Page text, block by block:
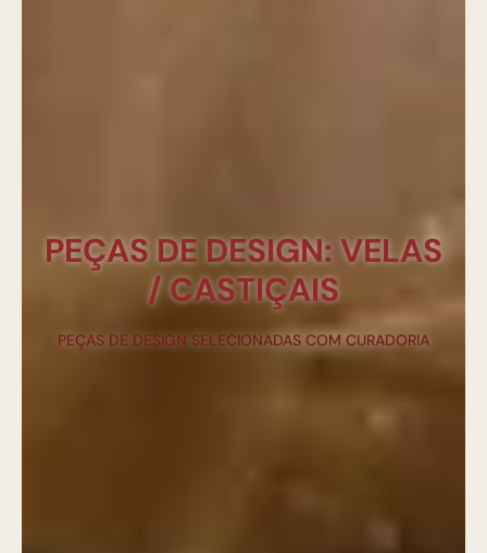
PEÇAS DE DESIGN: VELAS
/ CASTIÇAIS
PEÇAS DE DESIGN SELECIONADAS COM CURADORIA